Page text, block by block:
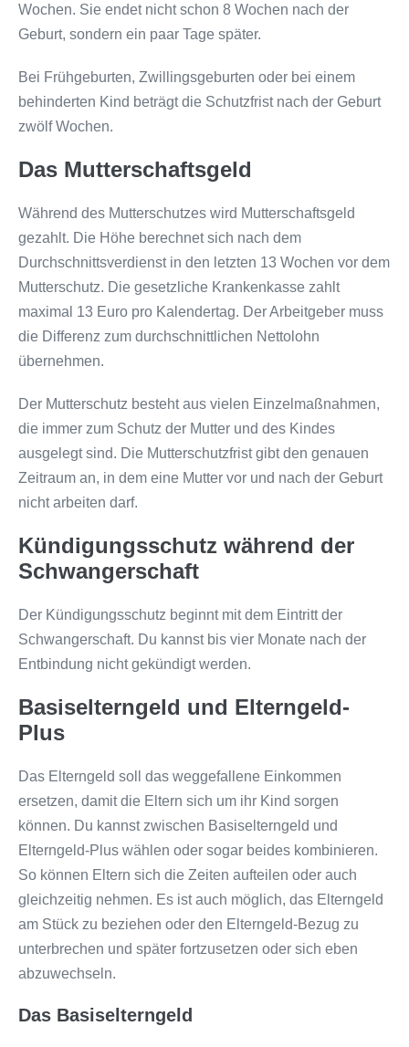
Wochen. Sie endet nicht schon 8 Wochen nach der
Geburt, sondern ein paar Tage später.
Bei Frühgeburten, Zwillingsgeburten oder bei einem
behinderten Kind beträgt die Schutzfrist nach der Geburt
zwölf Wochen.
Das Mutterschaftsgeld
Während des Mutterschutzes wird Mutterschaftsgeld
gezahlt. Die Höhe berechnet sich nach dem
Durchschnittsverdienst in den letzten 13 Wochen vor dem
Mutterschutz. Die gesetzliche Krankenkasse zahlt
maximal 13 Euro pro Kalendertag. Der Arbeitgeber muss
die Differenz zum durchschnittlichen Nettolohn
übernehmen.
Der Mutterschutz besteht aus vielen Einzelmaßnahmen,
die immer zum Schutz der Mutter und des Kindes
ausgelegt sind. Die Mutterschutzfrist gibt den genauen
Zeitraum an, in dem eine Mutter vor und nach der Geburt
nicht arbeiten darf.
Kündigungsschutz während der
Schwangerschaft
Der Kündigungsschutz beginnt mit dem Eintritt der
Schwangerschaft. Du kannst bis vier Monate nach der
Entbindung nicht gekündigt werden.
Basiselterngeld und Elterngeld-
Plus
Das Elterngeld soll das weggefallene Einkommen
ersetzen, damit die Eltern sich um ihr Kind sorgen
können. Du kannst zwischen Basiselterngeld und
Elterngeld-Plus wählen oder sogar beides kombinieren.
So können Eltern sich die Zeiten aufteilen oder auch
gleichzeitig nehmen. Es ist auch möglich, das Elterngeld
am Stück zu beziehen oder den Elterngeld-Bezug zu
unterbrechen und später fortzusetzen oder sich eben
abzuwechseln.
Das Basiselterngeld